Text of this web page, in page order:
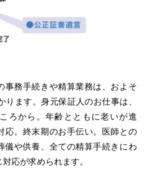
事務手続きや精算業務は、およそ
ります。身元保証人のお仕事は、
ろから。年齢とともに老いが進
応。終末期のお手伝い。医師との
儀や供養、全ての精算手続きにわ
応が求められます。